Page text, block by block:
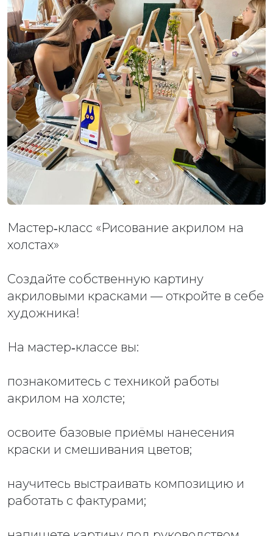
Мастер‑класс «Рисование акрилом на
холстах»
Создайте собственную картину
акриловыми красками — откройте в себе
художника!
На мастер‑классе вы:
познакомитесь с техникой работы
акрилом на холсте;
освоите базовые приёмы нанесения
краски и смешивания цветов;
научитесь выстраивать композицию и
работать с фактурами;